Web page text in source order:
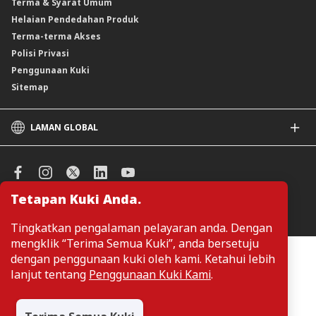
Tetapan Kuki Anda.
Tingkatkan pengalaman pelayaran anda. Dengan
mengklik “Terima Semua Kuki”, anda bersetuju
dengan penggunaan kuki oleh kami. Ketahui lebih
lanjut tentang Penggunaan Kuki Kami.
Instrumen Deposit Boleh Niaga
Unit Amanah Harga Berubah ASNB
Terma & Syarat Umum
Helaian Pendedahan Produk
Terma-terma Akses
Polisi Privasi
Penggunaan Kuki
Sitemap
LAMAN GLOBAL
CIMB Islamic
CIMB Bank (SG)
CIMB Bank (KH)
CIMB Thai
CIMB Bank (VN)
CIMB Bank (PH)
Pelanggan tidak perlu memberikan butiran peribadi ketika melayari
atau mengakses maklumat berkaitan produk dan perkhidmatan di
laman web. Butiran perbadi hanya diperlukan sekiranya pelanggan
produk atau perkhidmatan.